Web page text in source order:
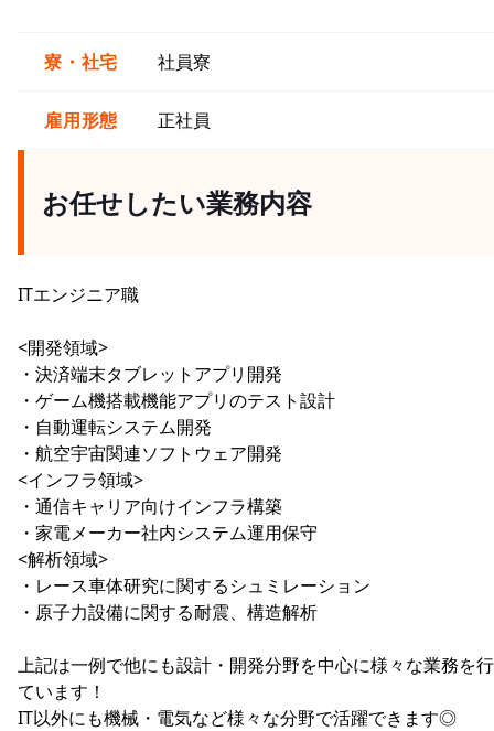
寮・社宅 社員寮
雇用形態 正社員
お任せしたい業務内容
ITエンジニア職
<開発領域>
・決済端末タブレットアプリ開発
・ゲーム機搭載機能アプリのテスト設計
・自動運転システム開発
・航空宇宙関連ソフトウェア開発
<インフラ領域>
・通信キャリア向けインフラ構築
・家電メーカー社内システム運用保守
<解析領域>
・レース車体研究に関するシュミレーション
・原子力設備に関する耐震、構造解析
上記は一例で他にも設計・開発分野を中心に様々な業務を
ています！
IT以外にも機械・電気など様々な分野で活躍できます◎